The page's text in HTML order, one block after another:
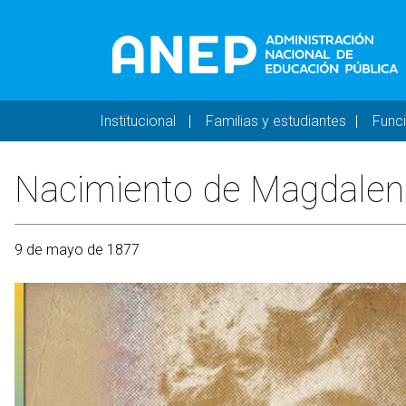
Navegación principal -
Institucional Familias y estudiantes
Nacimiento de
9 de mayo de 1877